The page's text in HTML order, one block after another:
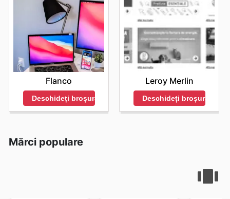
Flanco
Deschideți broșura
Leroy Merlin
Deschideți broșura
Mărci populare